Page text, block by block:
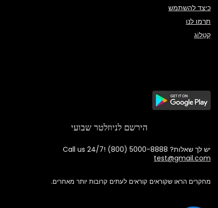
כיצד להשתמש
תרמו לנו
קָטָלוֹג
הירשם לניוזלטר שבועי
יש לך שאלות? Call us 24/7! (800) 5000-8888
test@gmail.com
מחקרים הראו שקוראים קוראים לעתים קרובות יותר מאחרים.